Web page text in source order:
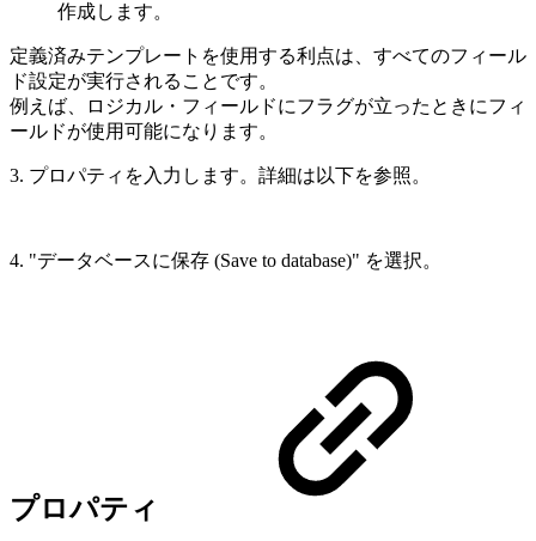
作成します。
定義済みテンプレートを使用する利点は、すべてのフィール
ド設定が実行されることです。
例えば、ロジカル・フィールドにフラグが立ったときにフィ
ールドが使用可能になります。
3. プロパティを入力します。詳細は以下を参照。
4. "データベースに保存 (Save to database)" を選択。
プロパティ